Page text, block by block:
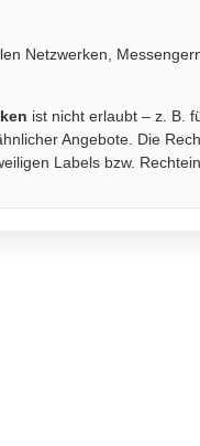
Netzwerken,
ist nicht erlaubt – z. B.
Angebote. Die
Labels bzw.